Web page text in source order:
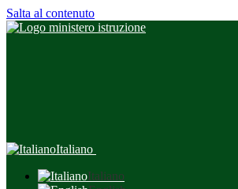
Salta al contenuto
Italiano
Italiano